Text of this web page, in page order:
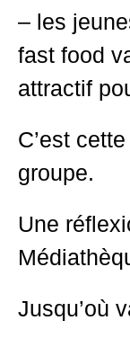
– les
fast food
attractif
C’est
groupe.
Une
Jusqu’où